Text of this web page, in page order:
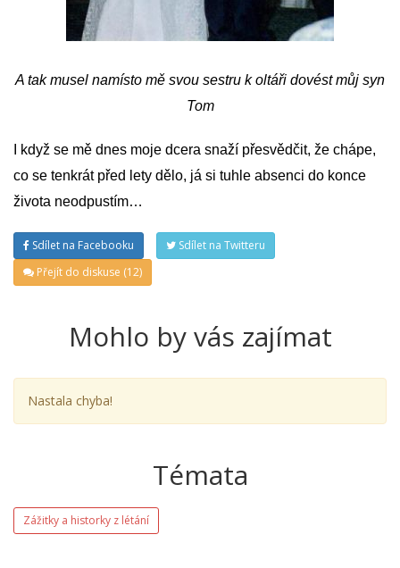
A tak musel namísto mě svou sestru k oltáři dovést můj syn
Tom
I když se mě dnes moje dcera snaží přesvědčit, že chápe,
co se tenkrát před lety dělo, já si tuhle absenci do konce
života neodpustím…
Sdílet na Facebooku
Sdílet na Twitteru
Přejít do diskuse (12)
Mohlo by vás zajímat
Nastala chyba!
Témata
Zážitky a historky z létání